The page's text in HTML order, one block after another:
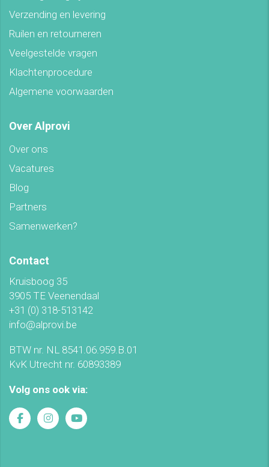
Verzending en levering
Ruilen en retourneren
Veelgestelde vragen
Klachtenprocedure
Algemene voorwaarden
Over Alprovi
Over ons
Vacatures
Blog
Partners
Samenwerken?
Contact
Kruisboog 35
3905 TE Veenendaal
+31 (0) 318-513142
info@alprovi.be
BTW nr. NL 8541.06.959.B.01
KvK Utrecht nr. 60893389
Volg ons ook via: